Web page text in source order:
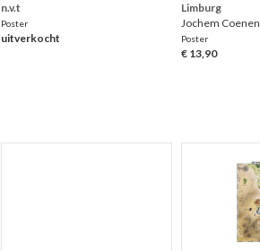
n.v.t
Poster
uitverkocht
Limburg
Jochem Coenen
Poster
€ 13,90